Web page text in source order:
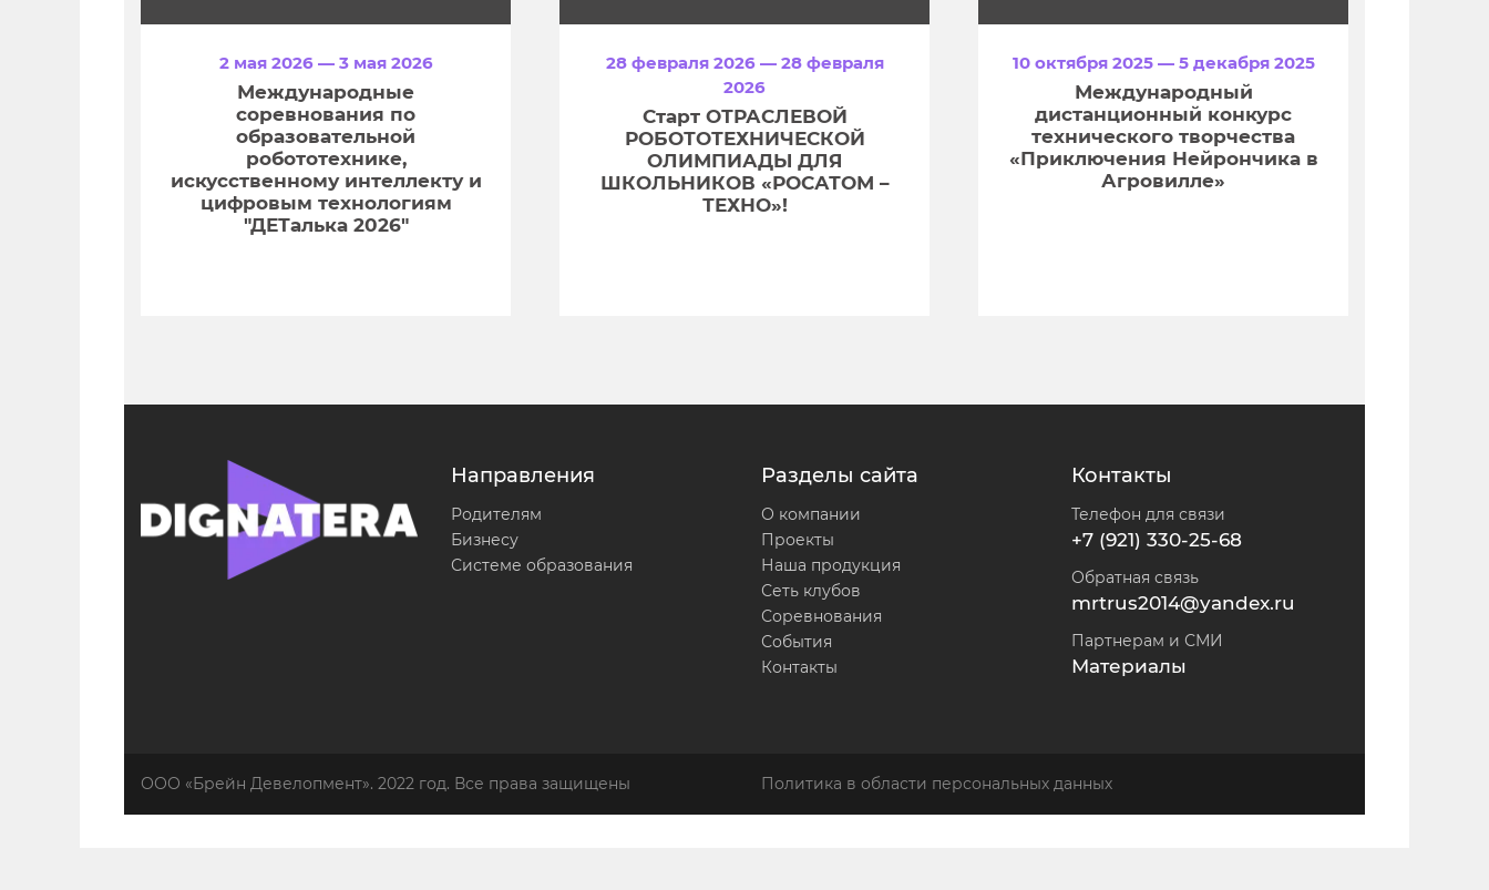
2 мая 2026 — 3 мая 2026
Международные
соревнования по
образовательной
робототехнике,
искусственному интеллекту и
цифровым технологиям
"ДЕТалька 2026"
28 февраля 2026 — 28 февраля
2026
Старт ОТРАСЛЕВОЙ
РОБОТОТЕХНИЧЕСКОЙ
ОЛИМПИАДЫ ДЛЯ
ШКОЛЬНИКОВ «РОСАТОМ –
ТЕХНО»!
10 октября 2025 — 5 декабря 2025
Международный
дистанционный конкурс
технического творчества
«Приключения Нейрончика в
Агровилле»
Направления
Родителям
Бизнесу
Системе образования
Разделы сайта
О компании
Проекты
Наша продукция
Сеть клубов
Соревнования
События
Контакты
Контакты
Телефон для связи
+7 (921) 330-25-68
Обратная связь
mrtrus2014@yandex.ru
Партнерам и СМИ
Материалы
ООО «Брейн Девелопмент». 2022 год. Все права защищены Политика в области персональных данных